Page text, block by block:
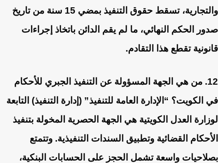
والتجارية، تسقط حقوق التنفيذ بمضي 15 سنة من تاريخ
صدور الحكم النهائي، ما لم يقم الدائن باتخاذ إجراءات
قانونية تقطع هذا التقادم.
12. من هي الجهة المسؤولة عن التنفيذ الجبري للأحكام
في الكويت؟ “الإدارة العامة للتنفيذ” (إدارة التنفيذ) التابعة
لوزارة العدل الكويتية هي الجهة الحصرية المخولة بتنفيذ
الأحكام القضائية وتطبيق السندات التنفيذية. وتتمتع
بصلاحيات واسعة تشمل الحجز على الحسابات البنكية،